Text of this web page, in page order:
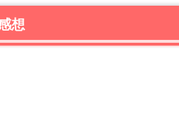
想